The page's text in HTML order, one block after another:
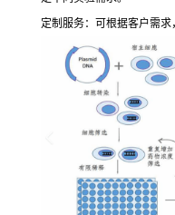
定制服务：可根据客户需求